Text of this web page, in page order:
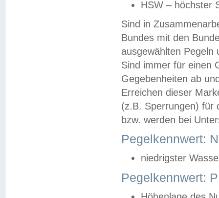
HSW – höchster
Sind in
Bundes mit den
ausgewählten
Sind immer für einen
Gegebenheiten ab
Erreichen dieser
(z.B. Sperrungen) für
bzw. werden bei
Pegelkennwert:
niedrigster
Pegelkennwert: